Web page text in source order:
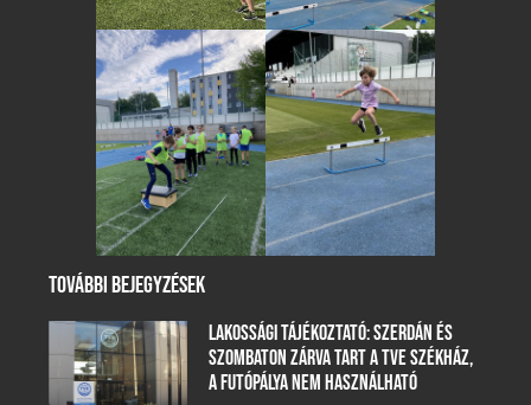
TOVÁBBI BEJEGYZÉSEK
LAKOSSÁGI TÁJÉKOZTATÓ: SZERDÁN ÉS
SZOMBATON ZÁRVA TART A TVE SZÉKHÁZ,
A FUTÓPÁLYA NEM HASZNÁLHATÓ